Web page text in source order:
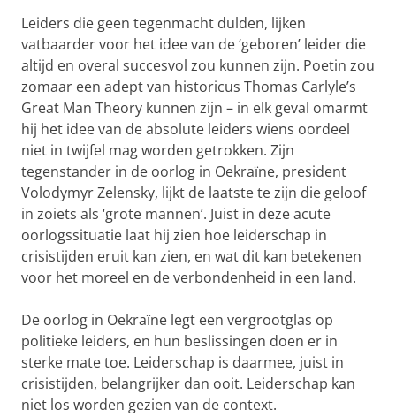
Leiders die geen tegenmacht dulden, lijken
vatbaarder voor het idee van de ‘geboren’ leider die
altijd en overal succesvol zou kunnen zijn. Poetin zou
zomaar een adept van historicus Thomas Carlyle’s
Great Man Theory kunnen zijn – in elk geval omarmt
hij het idee van de absolute leiders wiens oordeel
niet in twijfel mag worden getrokken. Zijn
tegenstander in de oorlog in Oekraïne, president
Volodymyr Zelensky, lijkt de laatste te zijn die geloof
in zoiets als ‘grote mannen’. Juist in deze acute
oorlogssituatie laat hij zien hoe leiderschap in
crisistijden eruit kan zien, en wat dit kan betekenen
voor het moreel en de verbondenheid in een land.
De oorlog in Oekraïne legt een vergrootglas op
politieke leiders, en hun beslissingen doen er in
sterke mate toe. Leiderschap is daarmee, juist in
crisistijden, belangrijker dan ooit. Leiderschap kan
niet los worden gezien van de context.